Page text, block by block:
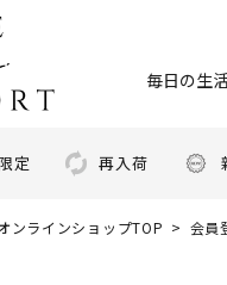
毎日の生
定 再入荷
ンラインショップTOP 会員